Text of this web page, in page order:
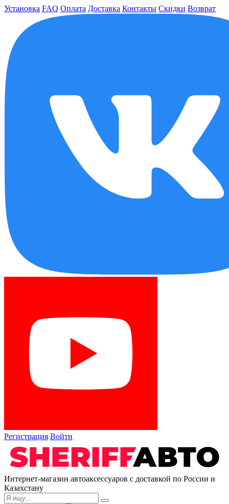
Установка FAQ Оплата Доставка Контакты Скидки Возврат
Регистрация Войти
Интернет-магазин автоаксессуаров с доставкой по России и
Казахстану